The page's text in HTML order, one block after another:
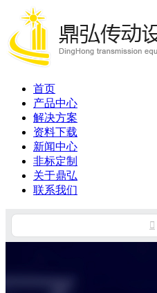
首页
产品中心
解决方案
资料下载
新闻中心
非标定制
关于鼎弘
联系我们
